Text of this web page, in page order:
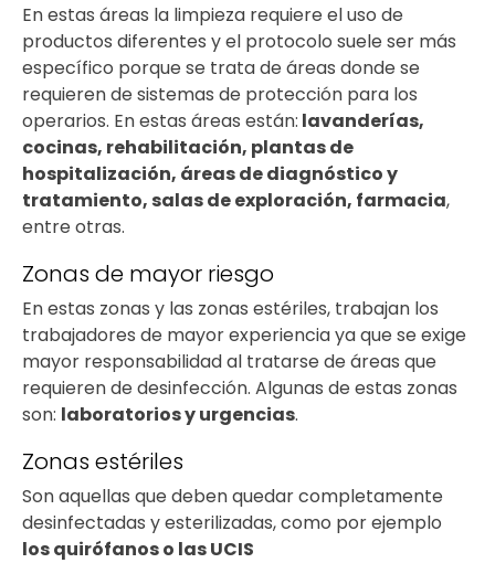
En estas áreas la limpieza requiere el uso de
productos diferentes y el protocolo suele ser más
específico porque se trata de áreas donde se
requieren de sistemas de protección para los
operarios. En estas áreas están: lavanderías,
cocinas, rehabilitación, plantas de
hospitalización, áreas de diagnóstico y
tratamiento, salas de exploración, farmacia,
entre otras.
Zonas de mayor riesgo
En estas zonas y las zonas estériles, trabajan los
trabajadores de mayor experiencia ya que se exige
mayor responsabilidad al tratarse de áreas que
requieren de desinfección. Algunas de estas zonas
son: laboratorios y urgencias.
Zonas estériles
Son aquellas que deben quedar completamente
desinfectadas y esterilizadas, como por ejemplo
los quirófanos o las UCIS